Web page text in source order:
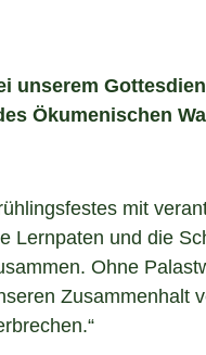
unserem
Ökumenischen
mit
Lernpaten und die
Ohne
Zusammenhalt